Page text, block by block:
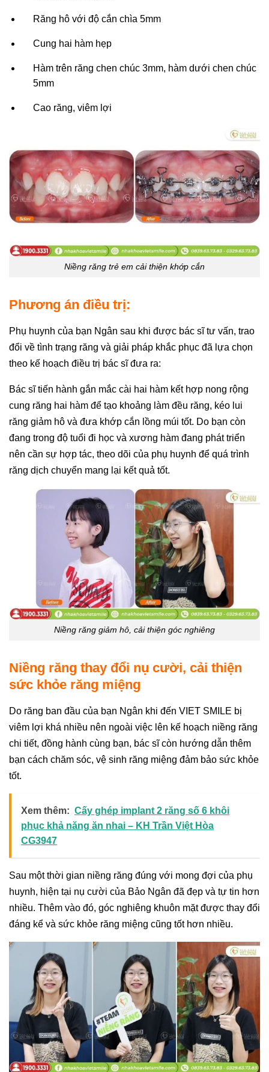
Răng hô với độ cắn chìa 5mm
Cung hai hàm hẹp
Hàm trên răng chen chúc 3mm, hàm dưới chen chúc
5mm
Cao răng, viêm lợi
Niềng răng trẻ em cải thiện khớp cắn
Phương án điều trị:
Phụ huynh của bạn Ngân sau khi được bác sĩ tư vấn, trao
đổi về tình trạng răng và giải pháp khắc phục đã lựa chọn
theo kế hoạch điều trị bác sĩ đưa ra:
Bác sĩ tiến hành gắn mắc cài hai hàm kết hợp nong rộng
cung răng hai hàm để tạo khoảng làm đều răng, kéo lui
răng giảm hô và đưa khớp cắn lồng múi tốt. Do bạn còn
đang trong độ tuổi đi học và xương hàm đang phát triển
nên cần sự hợp tác, theo dõi của phụ huynh để quá trình
răng dịch chuyển mang lại kết quả tốt.
Niềng răng giảm hô, cải thiện góc nghiêng
Niềng răng thay đổi nụ cười, cải thiện
sức khỏe răng miệng
Do răng ban đầu của bạn Ngân khi đến VIET SMILE bị
viêm lợi khá nhiều nên ngoài việc lên kế hoạch niềng răng
chi tiết, đồng hành cùng bạn, bác sĩ còn hướng dẫn thêm
bạn cách chăm sóc, vệ sinh răng miệng đảm bảo sức khỏe
tốt.
Xem thêm: Cấy ghép implant 2 răng số 6 khôi
phục khả năng ăn nhai – KH Trần Việt Hòa
CG3947
Sau một thời gian niềng răng đúng với mong đợi của phụ
huynh, hiện tại nụ cười của Bảo Ngân đã đẹp và tự tin hơn
nhiều. Thêm vào đó, góc nghiêng khuôn mặt được thay đổi
đáng kể và sức khỏe răng miệng cũng tốt hơn nhiều.